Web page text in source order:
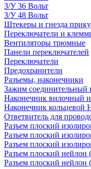
З/У 36 Вольт
З/У 48 Вольт
Штекеры и гнезда
Переключатели и
Вентиляторы трюмные
Панели переключателей
Переключатели
Предохранители
Разъемы, наконечники
Зажим
Наконечник вилочный
Наконечник кольцевой
Ответвитель для
Разъем плоский
Разъем плоский
Разъем плоский
Разъем плоский
Разъем плоский